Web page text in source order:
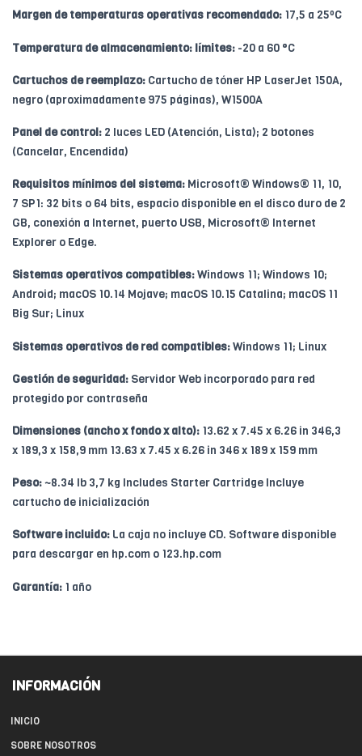
Margen de temperaturas operativas recomendado: 17,5 a 25ºC
Temperatura de almacenamiento: límites: -20 a 60 °C
Cartuchos de reemplazo: Cartucho de tóner HP LaserJet 150A,
negro (aproximadamente 975 páginas), W1500A
Panel de control: 2 luces LED (Atención, Lista); 2 botones
(Cancelar, Encendida)
Requisitos mínimos del sistema: Microsoft® Windows® 11, 10,
7 SP1: 32 bits o 64 bits, espacio disponible en el disco duro de 2
GB, conexión a Internet, puerto USB, Microsoft® Internet
Explorer o Edge.
Sistemas operativos compatibles:Windows 11; Windows 10;
Android; macOS 10.14 Mojave; macOS 10.15 Catalina; macOS 11
Big Sur; Linux
Sistemas operativos de red compatibles:Windows 11; Linux
Gestión de seguridad: Servidor Web incorporado para red
protegido por contraseña
Dimensiones (ancho x fondo x alto): 13.62 x 7.45 x 6.26 in 346,3
x 189,3 x 158,9 mm 13.63 x 7.45 x 6.26 in 346 x 189 x 159 mm
Peso:~8.34 lb 3,7 kg Includes Starter Cartridge Incluye
cartucho de inicialización
Software incluido: La caja no incluye CD. Software disponible
para descargar en hp.com o 123.hp.com
Garantía: 1 año
INFORMACIÓN
INICIO
SOBRE NOSOTROS